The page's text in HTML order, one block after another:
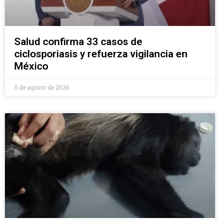
Salud confirma 33 casos de
ciclosporiasis y refuerza vigilancia en
México
5 de agosto de 2026